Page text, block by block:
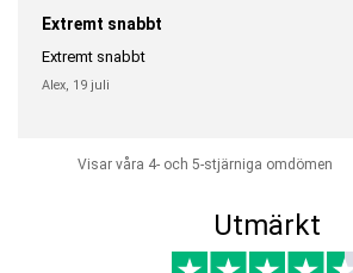
Extremt snabbt
Extremt snabbt
Alex, 19 juli
Visar våra 4- och 5-stjärniga omdömen
Utmärkt